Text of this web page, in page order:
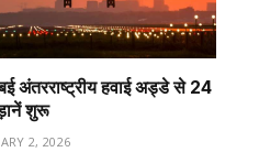
अंतरराष्ट्रीय हवाई अड्डे से 24
शुरू
2, 2026